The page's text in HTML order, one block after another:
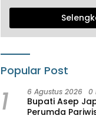
2
Popular Post
1 6 Agustus 2026 0
Bupati Asep
Perumda